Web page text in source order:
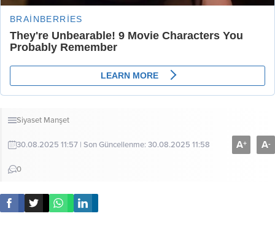
Siyaset Manşet
30.08.2025 11:57 | Son Güncellenme: 30.08.2025 11:58
0
A+ A-